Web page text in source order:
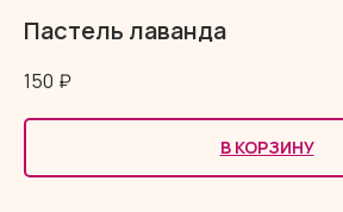
Пастель лаванда
150 ₽
В КОРЗИНУ